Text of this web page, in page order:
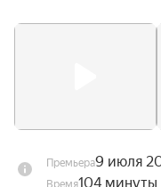
красотой и
Премьера9 июля
Время104 минуты